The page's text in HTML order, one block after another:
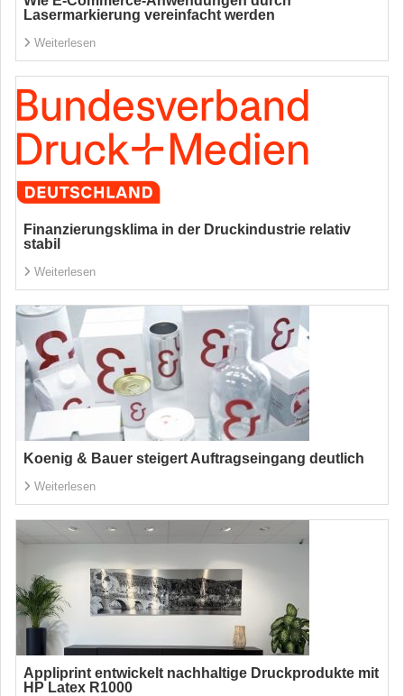
Lasermarkierung vereinfacht werden
Weiterlesen
Finanzierungsklima in der Druckindustrie relativ
stabil
Weiterlesen
Koenig & Bauer steigert Auftragseingang deutlich
Weiterlesen
Appliprint entwickelt nachhaltige Druckprodukte mit
HP Latex R1000